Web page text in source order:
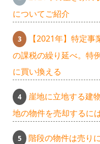
についてご紹介
【2021年】特定
の課税の繰り延べ。特
に買い換える
崖地に立地する建
地の物件を売却するに
階段の物件は売り